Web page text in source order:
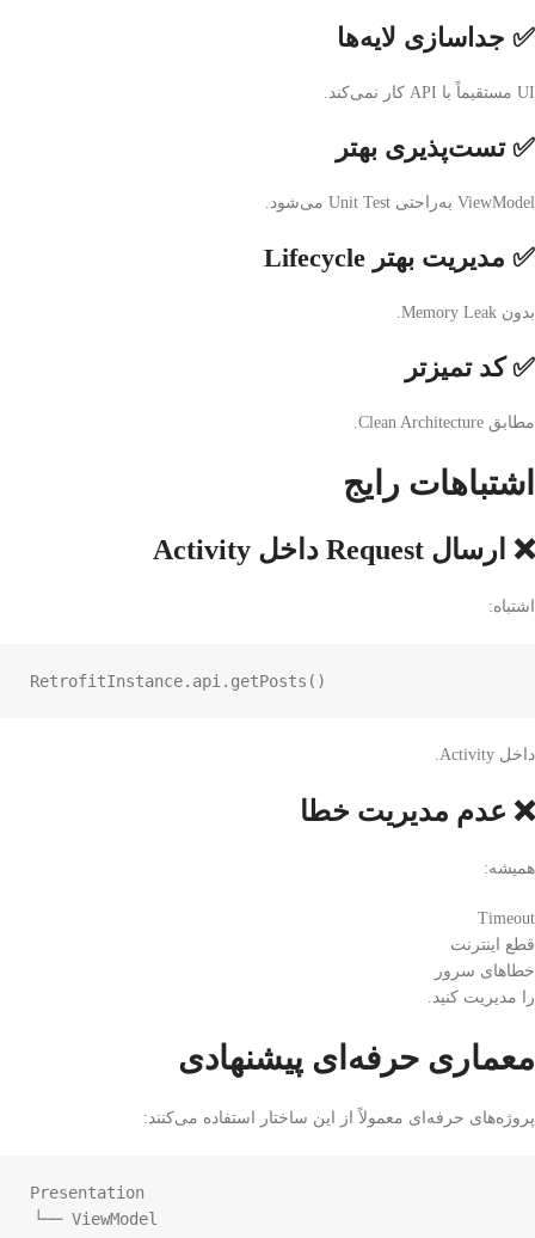
✅ جداسازی لایه‌ها
UI مستقیماً با API کار نمی‌کند.
✅ تست‌پذیری بهتر
ViewModel به‌راحتی Unit Test می‌شود.
✅ مدیریت بهتر Lifecycle
بدون Memory Leak.
✅ کد تمیزتر
مطابق Clean Architecture.
اشتباهات رایج
❌ ارسال Request داخل Activity
اشتباه:
RetrofitInstance. api . getPosts ()
داخل Activity.
❌ عدم مدیریت خطا
همیشه:
Timeout
قطع اینترنت
خطاهای سرور
را مدیریت کنید.
معماری حرفه‌ای پیشنهادی
پروژه‌های حرفه‌ای معمولاً از این ساختار استفاده می‌کنند:
Presentation